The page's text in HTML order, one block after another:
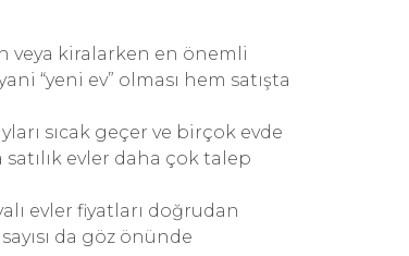
veya kiralarken en önemli
“yeni ev” olması hem satışta
sıcak geçer ve birçok evde
evler daha çok talep
evler fiyatları doğrudan
da göz önünde